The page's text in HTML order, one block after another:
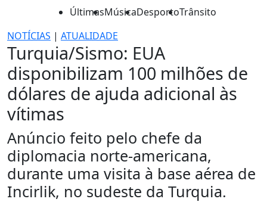
ÚltimasMúsicaDesportoTrânsito
NOTÍCIAS | ATUALIDADE
Turquia/Sismo: EUA
disponibilizam 100 milhões de
dólares de ajuda adicional às
vítimas
Anúncio feito pelo chefe da
diplomacia norte-americana,
durante uma visita à base aérea de
Incirlik, no sudeste da Turquia.